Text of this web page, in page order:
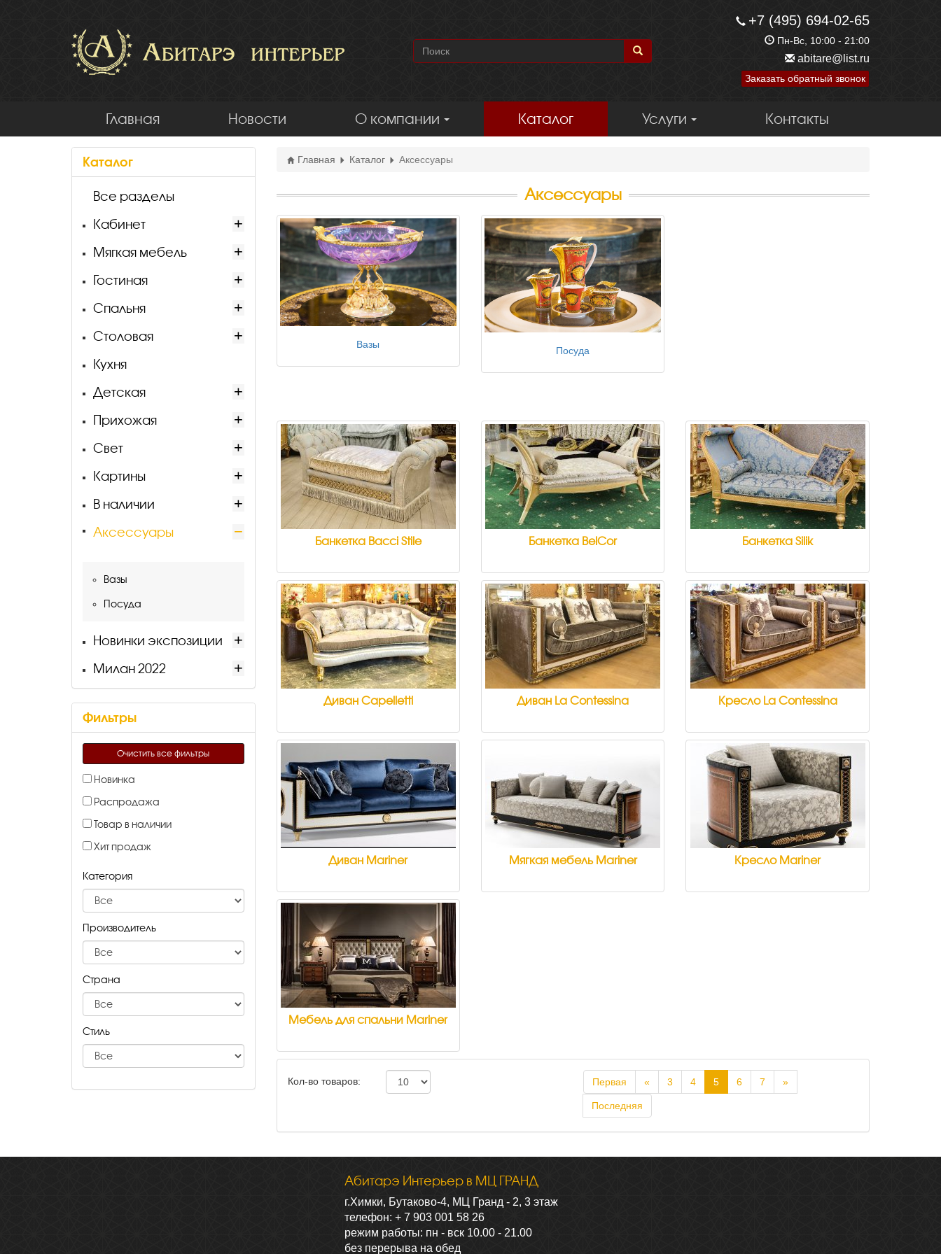
+7 (495) 694-02-65
Пн-Вс, 10:00 - 21:00
abitare@list.ru
Заказать обратный звонок
Главная Новости О компании Каталог Услуги Контакты
Каталог
Все разделы
Кабинет
Мягкая мебель
Гостиная
Спальня
Столовая
Кухня
Детская
Прихожая
Свет
Картины
В наличии
Аксессуары
Вазы
Посуда
Новинки экспозиции
Милан 2022
Фильтры
Очистить все фильтры
Новинка
Распродажа
Товар в наличии
Хит продаж
Категория
Производитель
Страна
Стиль
Главная Каталог Аксессуары
Аксессуары
Вазы
Посуда
Банкетка Bacci Stile Банкетка BelCor Банкетка Silik
Диван Capelletti Диван La Contessina Кресло La Contessina
Диван Mariner Мягкая мебель Mariner Кресло Mariner
Мебель для спальни Mariner
Кол-во товаров: Первая « 3 4 5 6 7 »
Последняя
Абитарэ Интерьер в МЦ ГРАНД
г.Химки, Бутаково-4, МЦ Гранд - 2, 3 этаж
телефон: + 7 903 001 58 26
режим работы: пн - вск 10.00 - 21.00
без перерыва на обед